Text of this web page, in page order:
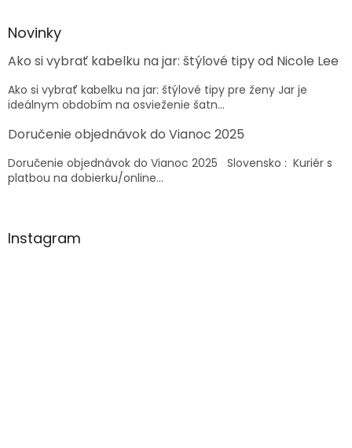
äNovinky
Ako si vybrať kabelku na jar: štýlové tipy od Nicole Lee
Ako si vybrať kabelku na jar: štýlové tipy pre ženy Jar je
ideálnym obdobím na osvieženie šatn...
Doručenie objednávok do Vianoc 2025
Doručenie objednávok do Vianoc 2025 Slovensko : Kuriér s
platbou na dobierku/online...
Instagram